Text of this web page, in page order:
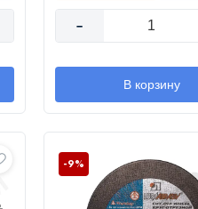
-
В корзину
-9%